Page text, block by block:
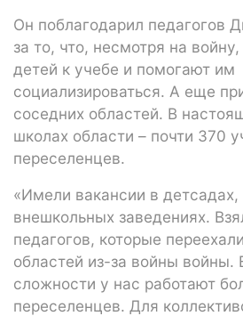
Он поблагодарил педагогов
за то, что, несмотря на
детей к учебе и помогают им
социализироваться. А еще
соседних областей. В
школах области – почти 370
переселенцев.
«Имели вакансии в
внешкольных заведениях.
педагогов, которые
областей из-за войны войны.
сложности у нас работают
переселенцев. Для